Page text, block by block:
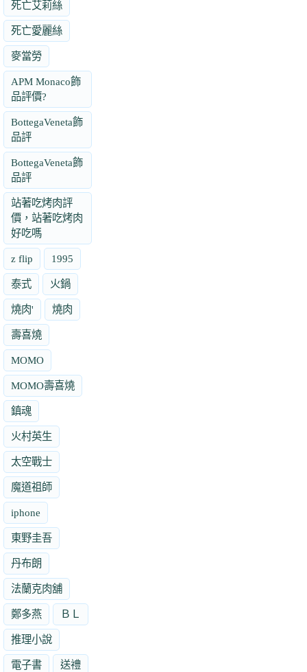
死亡艾莉絲
死亡愛麗絲
麥當勞
APM Monaco飾
品評價?
BottegaVeneta飾
品評
BottegaVeneta飾
品評
站著吃烤肉評
價，站著吃烤肉
好吃嗎
z flip 1995
泰式 火鍋
燒肉' 燒肉
壽喜燒
MOMO
MOMO壽喜燒
鎮魂
火村英生
太空戰士
魔道祖師
iphone
東野圭吾
丹布朗
法蘭克肉舖
鄭多燕 ＢＬ
推理小說
電子書 送禮